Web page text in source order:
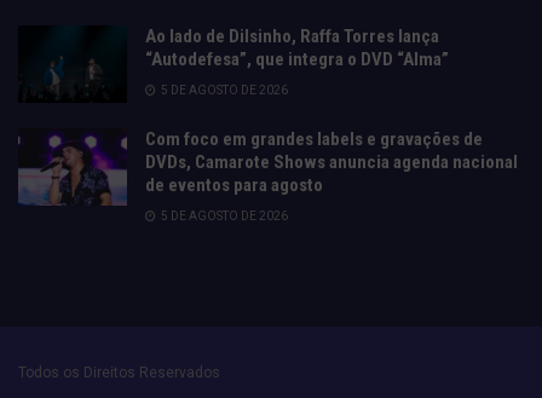
Ao lado de Dilsinho, Raffa Torres lança
“Autodefesa”, que integra o DVD “Alma”
5 DE AGOSTO DE 2026
Com foco em grandes labels e gravações de
DVDs, Camarote Shows anuncia agenda nacional
de eventos para agosto
5 DE AGOSTO DE 2026
Todos os Direitos Reservados